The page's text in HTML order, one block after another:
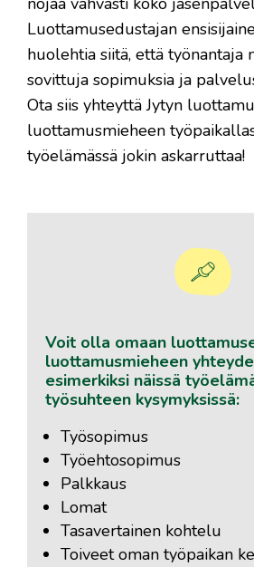
Luottamusedustajan
huolehtia siitä, että työnantaja
sovittuja sopimuksia ja
Ota siis yhteyttä Jytyn
luottamusmieheen
työelämässä jokin askarruttaa!
Voit olla omaan
luottamusmieheen
esimerkiksi näissä
työsuhteen kysymyksissä:
Työsopimus
Työehtosopimus
Palkkaus
Lomat
Tasavertainen kohtelu
Toiveet oman työpaikan